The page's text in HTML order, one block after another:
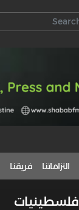
التزاماتنا فريقنا
فلسطينيات